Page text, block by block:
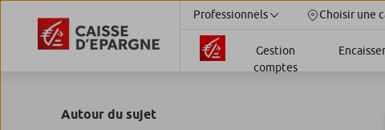
Professionnels Choisir une
Gestion
comptes
Autour du sujet